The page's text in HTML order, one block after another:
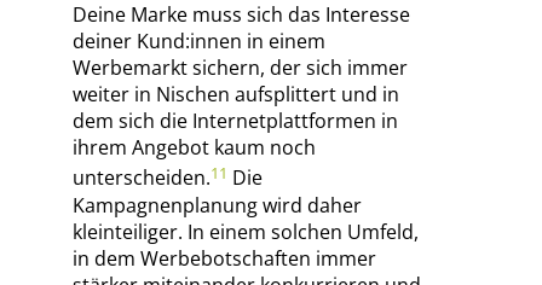
Deine Marke muss sich das Interesse
deiner Kund:innen in einem
Werbemarkt sichern, der sich immer
weiter in Nischen aufsplittert und in
dem sich die Internetplattformen in
ihrem Angebot kaum noch
unterscheiden.11 Die
Kampagnenplanung wird daher
kleinteiliger. In einem solchen Umfeld,
in dem Werbebotschaften immer